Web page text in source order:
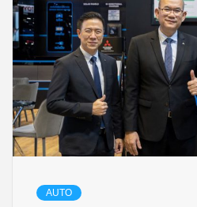
AUTO